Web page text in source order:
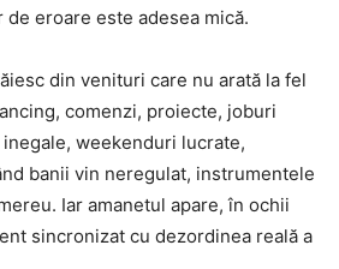
eroare este adesea mică.
din venituri care nu arată la fel
comenzi, proiecte, joburi
weekenduri lucrate,
banii vin neregulat, instrumentele
Iar amanetul apare, în ochii
sincronizat cu dezordinea reală a